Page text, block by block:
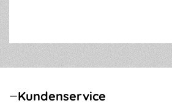
Kundenservice